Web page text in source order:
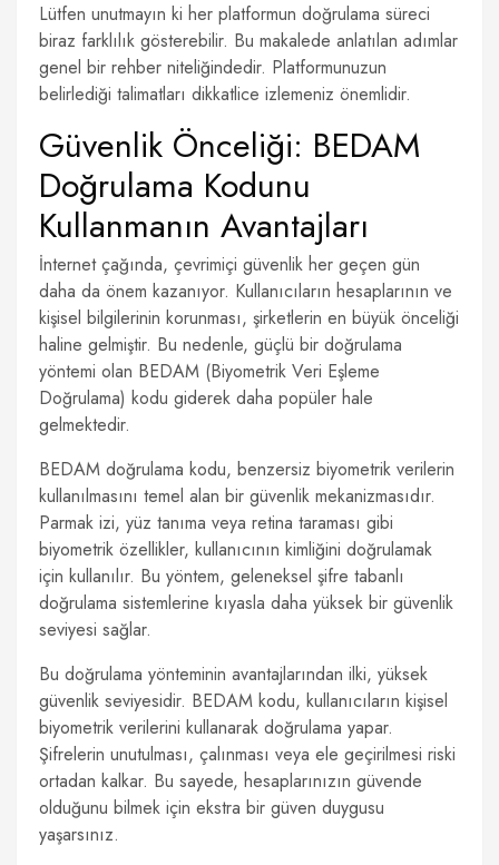
Lütfen unutmayın ki her platformun doğrulama süreci
biraz farklılık gösterebilir. Bu makalede anlatılan adımlar
genel bir rehber niteliğindedir. Platformunuzun
belirlediği talimatları dikkatlice izlemeniz önemlidir.
Güvenlik Önceliği: BEDAM
Doğrulama Kodunu
Kullanmanın Avantajları
İnternet çağında, çevrimiçi güvenlik her geçen gün
daha da önem kazanıyor. Kullanıcıların hesaplarının ve
kişisel bilgilerinin korunması, şirketlerin en büyük önceliği
haline gelmiştir. Bu nedenle, güçlü bir doğrulama
yöntemi olan BEDAM (Biyometrik Veri Eşleme
Doğrulama) kodu giderek daha popüler hale
gelmektedir.
BEDAM doğrulama kodu, benzersiz biyometrik verilerin
kullanılmasını temel alan bir güvenlik mekanizmasıdır.
Parmak izi, yüz tanıma veya retina taraması gibi
biyometrik özellikler, kullanıcının kimliğini doğrulamak
için kullanılır. Bu yöntem, geleneksel şifre tabanlı
doğrulama sistemlerine kıyasla daha yüksek bir güvenlik
seviyesi sağlar.
Bu doğrulama yönteminin avantajlarından ilki, yüksek
güvenlik seviyesidir. BEDAM kodu, kullanıcıların kişisel
biyometrik verilerini kullanarak doğrulama yapar.
Şifrelerin unutulması, çalınması veya ele geçirilmesi riski
ortadan kalkar. Bu sayede, hesaplarınızın güvende
olduğunu bilmek için ekstra bir güven duygusu
yaşarsınız.